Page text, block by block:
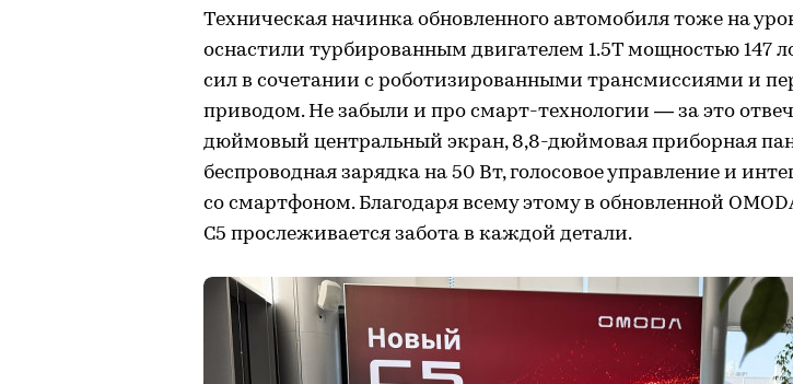
Техническая начинка обновленного автомобиля тоже на
оснастили турбированным двигателем 1.5T мощностью 147
сил в сочетании с роботизированными трансмиссиями и
приводом. Не забыли и про смарт-технологии — за это
дюймовый центральный экран, 8,8-дюймовая приборная
беспроводная зарядка на 50 Вт, голосовое управление и
со смартфоном. Благодаря всему этому в обновленной
C5 прослеживается забота в каждой детали.